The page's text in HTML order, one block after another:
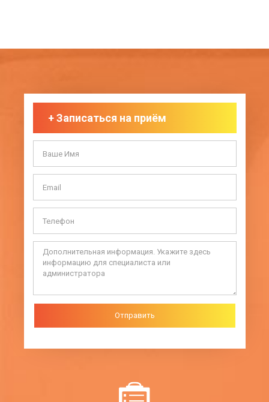
+Записаться на приём